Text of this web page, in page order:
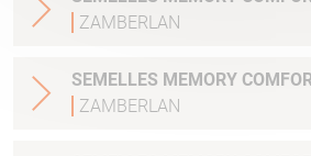
ZAMBERLAN
SEMELLES MEMORY
ZAMBERLAN